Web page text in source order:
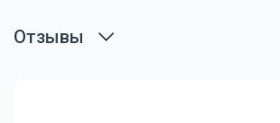
Отзывы